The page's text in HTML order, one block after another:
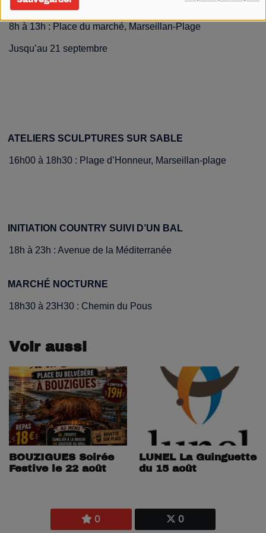
0 0
MARCHÉ QUOTIDIEN
8h à 13h : Place du marché, Marseillan-Plage
Jusqu’au 21 septembre
ATELIERS SCULPTURES SUR SABLE
16h00 à 18h30 : Plage d’Honneur, Marseillan-plage
INITIATION COUNTRY SUIVI D’UN BAL
18h à 23h : Avenue de la Méditerranée
MARCHÉ NOCTURNE
18h30 à 23H30 : Chemin du Pous
Voir aussi
BOUZIGUES Soirée
Festive le 22 août
LUNEL La Guinguette
du 15 août